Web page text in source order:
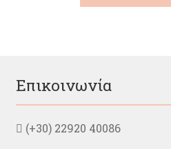
Επικοινωνία
(+30) 22920 40086